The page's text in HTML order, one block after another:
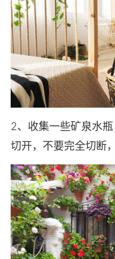
2、收集一些矿泉水
切开，不要完全切断